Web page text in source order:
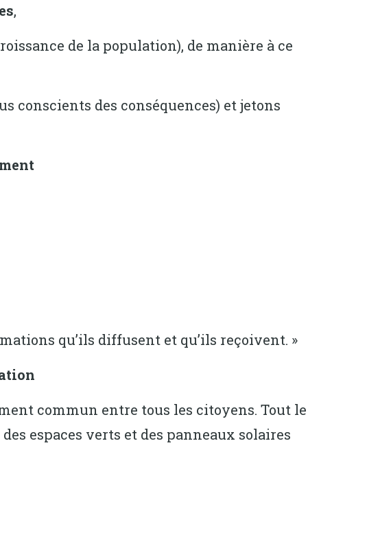
,
de la population), de manière à ce
conscients des conséquences) et jetons
qu’ils diffusent et qu’ils reçoivent. »
commun entre tous les citoyens. Tout le
espaces verts et des panneaux solaires